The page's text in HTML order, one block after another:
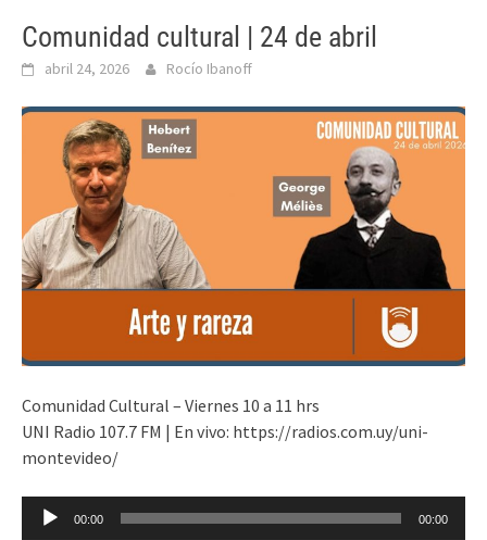
Comunidad cultural | 24 de abril
abril 24, 2026 Rocío Ibanoff
Comunidad Cultural – Viernes 10 a 11 hrs
UNI Radio 107.7 FM | En vivo: https://radios.com.uy/uni-
montevideo/
Reproductor
00:00 00:00